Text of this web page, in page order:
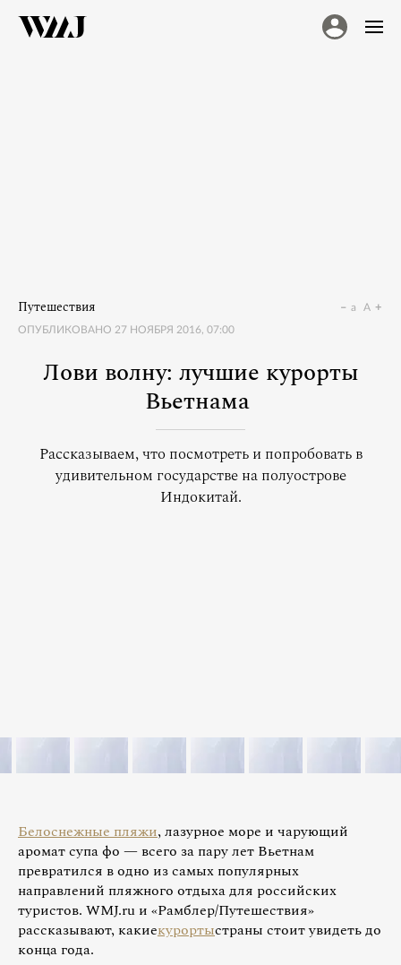
Путешествия
ОПУБЛИКОВАНО 27 НОЯБРЯ 2016, 07:00
a A
Лови волну: лучшие курорты
Вьетнама
Рассказываем, что посмотреть и попробовать в
удивительном государстве на полуострове
Индокитай.
Белоснежные пляжи, лазурное море и чарующий
аромат супа фо — всего за пару лет Вьетнам
превратился в одно из самых популярных
направлений пляжного отдыха для российских
туристов. WMJ.ru и «Рамблер/Путешествия»
рассказывают, какиекурортыстраны стоит увидеть до
конца года.